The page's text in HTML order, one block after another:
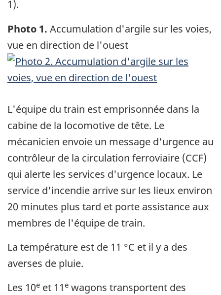
1).
Photo 1. Accumulation d'argile sur les voies,
vue en direction de l'ouest
Image
L'équipe du train est emprisonnée dans la
cabine de la locomotive de tête. Le
mécanicien envoie un message d'urgence au
contrôleur de la circulation ferroviaire (CCF)
qui alerte les services d'urgence locaux. Le
service d'incendie arrive sur les lieux environ
20 minutes plus tard et porte assistance aux
membres de l'équipe de train.
La température est de 11 °C et il y a des
averses de pluie.
Les 10e et 11 e wagons transportent des